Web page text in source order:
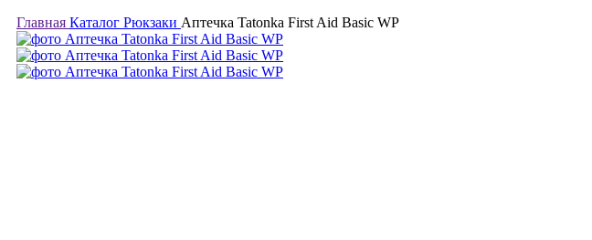
Главная Каталог Рюкзаки Аптечка Tatonka First Aid Basic WP